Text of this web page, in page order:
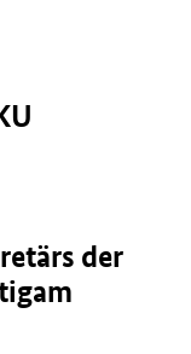
der